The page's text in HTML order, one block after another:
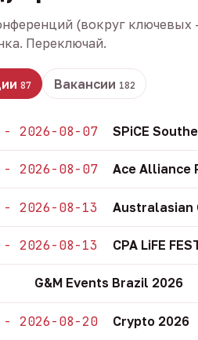
(вокруг
Переключай.
87 Вакансии 182
- 2026-08-07 SPiCE
- 2026-08-07 Ace Alliance
2026-08-13 Australasian
2026-08-13 CPA LiFE
G&M Events Brazil 2026
- 2026-08-20 Crypto 2026